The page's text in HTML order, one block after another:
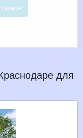
сауной
для